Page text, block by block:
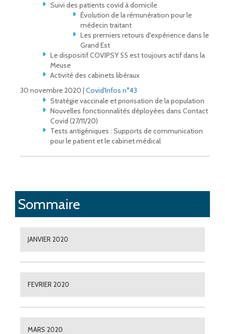
Suivi des patients covid à domicile
Évolution de la rémunération pour le
médecin traitant
Les premiers retours d'expérience dans le
Grand Est
Le dispositif COVIPSY 55 est toujours actif dans la
Meuse
Activité des cabinets libéraux
30 novembre 2020 | Covid'Infos n°43
Stratégie vaccinale et priorisation de la population
Nouvelles fonctionnalités déployées dans Contact
Covid (27/11/20)
Tests antigéniques : Supports de communication
pour le patient et le cabinet médical
Sommaire
JANVIER 2020
FEVRIER 2020
MARS 2020